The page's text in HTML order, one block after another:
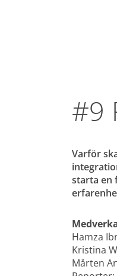
#9
Varför
starta en
Hamza
Kristina
Mårten